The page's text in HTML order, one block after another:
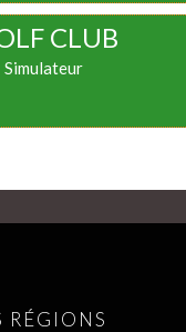
CLUB
Simulateur
RÉGIONS